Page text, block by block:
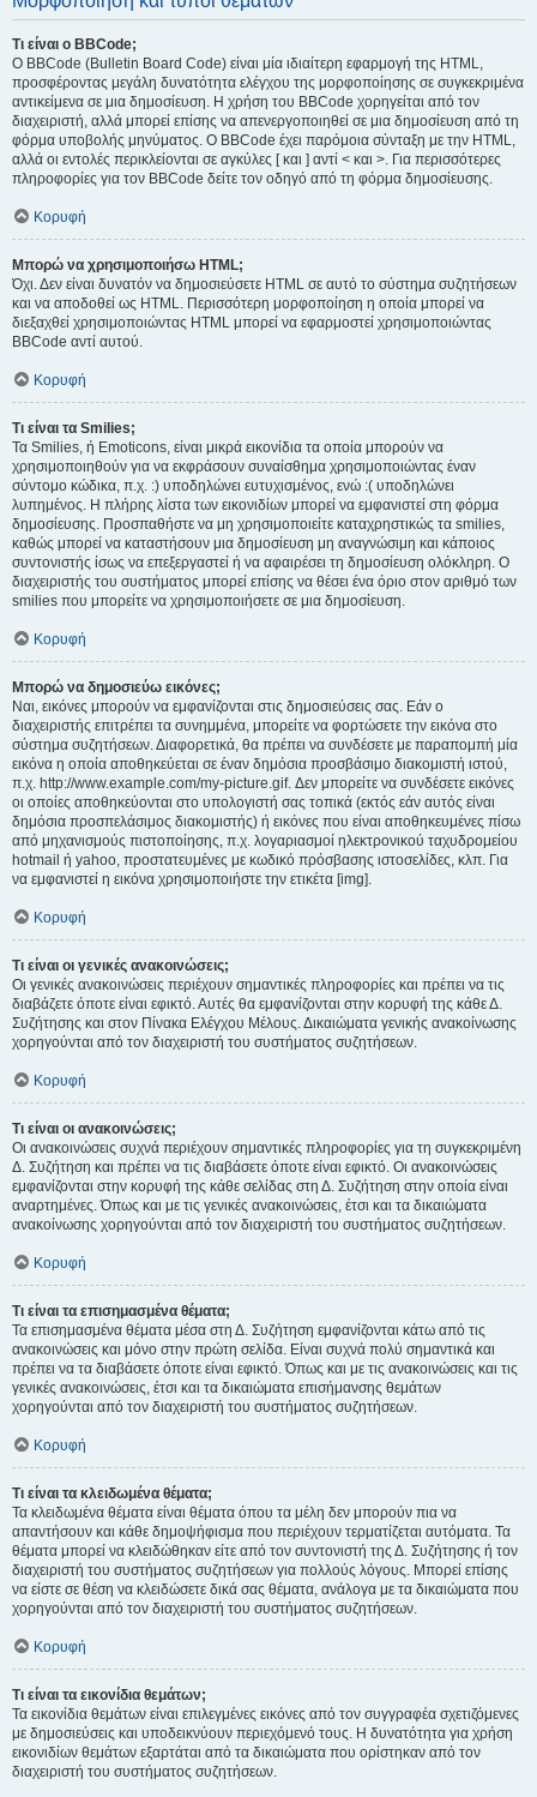
Τι είναι ο BBCode;
Ο BBCode (Bulletin Board Code) είναι μία ιδιαίτερη εφαρμογή της HTML,
προσφέροντας μεγάλη δυνατότητα ελέγχου της μορφοποίησης σε συγκεκριμένα
αντικείμενα σε μια δημοσίευση. Η χρήση του BBCode χορηγείται από τον
διαχειριστή, αλλά μπορεί επίσης να απενεργοποιηθεί σε μια δημοσίευση από τη
φόρμα υποβολής μηνύματος. Ο BBCode έχει παρόμοια σύνταξη με την HTML,
αλλά οι εντολές περικλείονται σε αγκύλες [ και ] αντί < και >. Για περισσότερες
πληροφορίες για τον BBCode δείτε τον οδηγό από τη φόρμα δημοσίευσης.
Κορυφή
Μπορώ να χρησιμοποιήσω HTML;
Όχι. Δεν είναι δυνατόν να δημοσιεύσετε HTML σε αυτό το σύστημα συζητήσεων
και να αποδοθεί ως HTML. Περισσότερη μορφοποίηση η οποία μπορεί να
διεξαχθεί χρησιμοποιώντας HTML μπορεί να εφαρμοστεί χρησιμοποιώντας
BBCode αντί αυτού.
Κορυφή
Τι είναι τα Smilies;
Τα Smilies, ή Emoticons, είναι μικρά εικονίδια τα οποία μπορούν να
χρησιμοποιηθούν για να εκφράσουν συναίσθημα χρησιμοποιώντας έναν
σύντομο κώδικα, π.χ. :) υποδηλώνει ευτυχισμένος, ενώ :( υποδηλώνει
λυπημένος. Η πλήρης λίστα των εικονιδίων μπορεί να εμφανιστεί στη φόρμα
δημοσίευσης. Προσπαθήστε να μη χρησιμοποιείτε καταχρηστικώς τα smilies,
καθώς μπορεί να καταστήσουν μια δημοσίευση μη αναγνώσιμη και κάποιος
συντονιστής ίσως να επεξεργαστεί ή να αφαιρέσει τη δημοσίευση ολόκληρη. Ο
διαχειριστής του συστήματος μπορεί επίσης να θέσει ένα όριο στον αριθμό των
smilies που μπορείτε να χρησιμοποιήσετε σε μια δημοσίευση.
Κορυφή
Μπορώ να δημοσιεύω εικόνες;
Ναι, εικόνες μπορούν να εμφανίζονται στις δημοσιεύσεις σας. Εάν ο
διαχειριστής επιτρέπει τα συνημμένα, μπορείτε να φορτώσετε την εικόνα στο
σύστημα συζητήσεων. Διαφορετικά, θα πρέπει να συνδέσετε με παραπομπή μία
εικόνα η οποία αποθηκεύεται σε έναν δημόσια προσβάσιμο διακομιστή ιστού,
π.χ. http://www.example.com/my-picture.gif. Δεν μπορείτε να συνδέσετε εικόνες
οι οποίες αποθηκεύονται στο υπολογιστή σας τοπικά (εκτός εάν αυτός είναι
δημόσια προσπελάσιμος διακομιστής) ή εικόνες που είναι αποθηκευμένες πίσω
από μηχανισμούς πιστοποίησης, π.χ. λογαριασμοί ηλεκτρονικού ταχυδρομείου
hotmail ή yahoo, προστατευμένες με κωδικό πρόσβασης ιστοσελίδες, κλπ. Για
να εμφανιστεί η εικόνα χρησιμοποιήστε την ετικέτα [img].
Κορυφή
Τι είναι οι γενικές ανακοινώσεις;
Οι γενικές ανακοινώσεις περιέχουν σημαντικές πληροφορίες και πρέπει να τις
διαβάζετε όποτε είναι εφικτό. Αυτές θα εμφανίζονται στην κορυφή της κάθε Δ.
Συζήτησης και στον Πίνακα Ελέγχου Μέλους. Δικαιώματα γενικής ανακοίνωσης
χορηγούνται από τον διαχειριστή του συστήματος συζητήσεων.
Κορυφή
Τι είναι οι ανακοινώσεις;
Οι ανακοινώσεις συχνά περιέχουν σημαντικές πληροφορίες για τη συγκεκριμένη
Δ. Συζήτηση και πρέπει να τις διαβάσετε όποτε είναι εφικτό. Οι ανακοινώσεις
εμφανίζονται στην κορυφή της κάθε σελίδας στη Δ. Συζήτηση στην οποία είναι
αναρτημένες. Όπως και με τις γενικές ανακοινώσεις, έτσι και τα δικαιώματα
ανακοίνωσης χορηγούνται από τον διαχειριστή του συστήματος συζητήσεων.
Κορυφή
Τι είναι τα επισημασμένα θέματα;
Τα επισημασμένα θέματα μέσα στη Δ. Συζήτηση εμφανίζονται κάτω από τις
ανακοινώσεις και μόνο στην πρώτη σελίδα. Είναι συχνά πολύ σημαντικά και
πρέπει να τα διαβάσετε όποτε είναι εφικτό. Όπως και με τις ανακοινώσεις και τις
γενικές ανακοινώσεις, έτσι και τα δικαιώματα επισήμανσης θεμάτων
χορηγούνται από τον διαχειριστή του συστήματος συζητήσεων.
Κορυφή
Τι είναι τα κλειδωμένα θέματα;
Τα κλειδωμένα θέματα είναι θέματα όπου τα μέλη δεν μπορούν πια να
απαντήσουν και κάθε δημοψήφισμα που περιέχουν τερματίζεται αυτόματα. Τα
θέματα μπορεί να κλειδώθηκαν είτε από τον συντονιστή της Δ. Συζήτησης ή τον
διαχειριστή του συστήματος συζητήσεων για πολλούς λόγους. Μπορεί επίσης
να είστε σε θέση να κλειδώσετε δικά σας θέματα, ανάλογα με τα δικαιώματα που
χορηγούνται από τον διαχειριστή του συστήματος συζητήσεων.
Κορυφή
Τι είναι τα εικονίδια θεμάτων;
Τα εικονίδια θεμάτων είναι επιλεγμένες εικόνες από τον συγγραφέα σχετιζόμενες
με δημοσιεύσεις και υποδεικνύουν περιεχόμενό τους. Η δυνατότητα για χρήση
εικονιδίων θεμάτων εξαρτάται από τα δικαιώματα που ορίστηκαν από τον
διαχειριστή του συστήματος συζητήσεων.